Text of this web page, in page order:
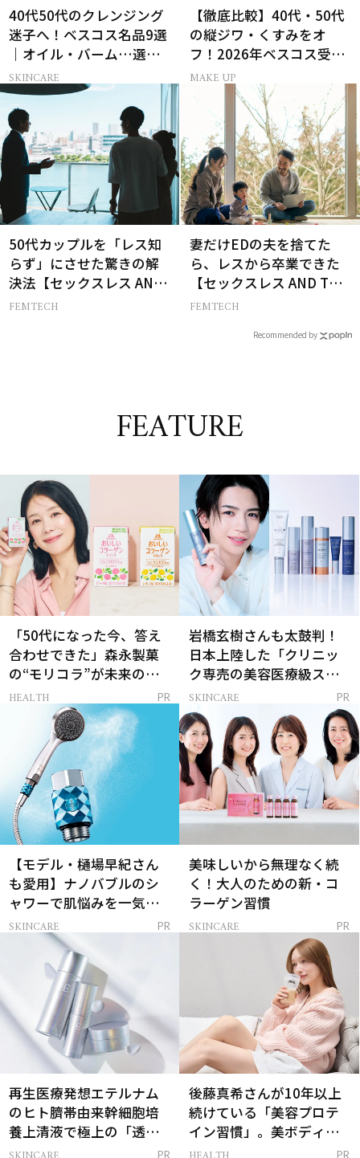
40代50代のクレンジング
迷子へ！ベスコス名品9選
｜オイル・バーム…選び
方の正解は？
SKINCARE
【徹底比較】40代・50代
の縦ジワ・くすみをオ
フ！2026年ベスコス受賞
リキッドルージュ3選
MAKE UP
50代カップルを「レス知
らず」にさせた驚きの解
決法【セックスレス AND
THE CITY -女たちの告
FEMTECH
妻だけEDの夫を捨てた
ら、レスから卒業できた
【セックスレス AND THE
CITY -女たちの告白-】
FEMTECH
Recommended by
FEATURE
「50代になった今、答え
合わせできた」森永製菓
の“モリコラ”が未来のキ
レイを連れてくる！
HEALTH PR
岩橋玄樹さんも太鼓判！
日本上陸した「クリニッ
ク専売の美容医療級スキ
ンケア」
SKINCARE PR
【モデル・樋場早紀さん
も愛用】ナノバブルのシ
ャワーで肌悩みを一気に
解決
SKINCARE PR
美味しいから無理なく続
く！大人のための新・コ
ラーゲン習慣
SKINCARE PR
再生医療発想エテルナム
のヒト臍帯由来幹細胞培
養上清液で極上の「透明
感ハリ肌」へ
PR
後藤真希さんが10年以上
続けている「美容プロテ
イン習慣」。美ボディを
支える朝ルーティンと
PR